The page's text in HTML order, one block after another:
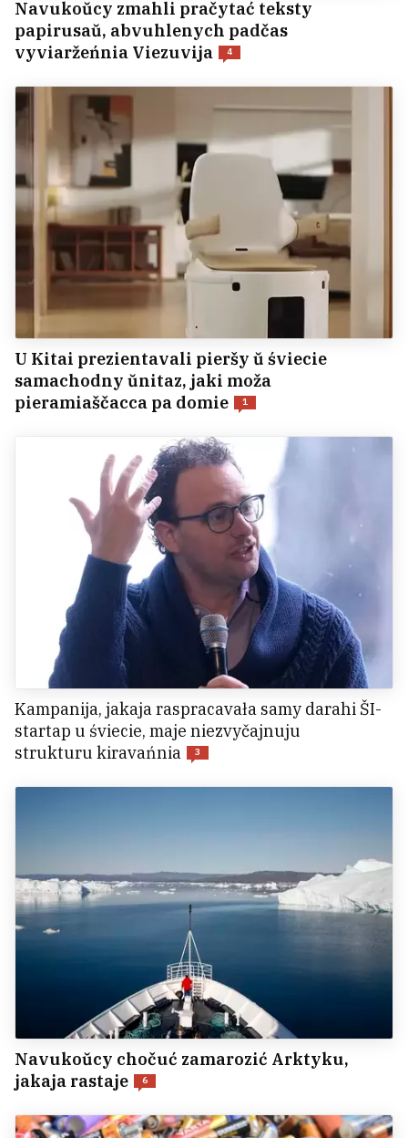
Navukoŭcy zmahli pračytać teksty
papirusaŭ, abvuhlenych padčas
vyviaržeńnia Viezuvija
4
U Kitai prezientavali pieršy ŭ śviecie
samachodny ŭnitaz, jaki moža
pieramiaščacca pa domie
1
Kampanija, jakaja raspracavała samy darahi ŠI-
startap u śviecie, maje niezvyčajnuju
strukturu kiravańnia
3
Navukoŭcy chočuć zamarozić Arktyku,
jakaja rastaje
6